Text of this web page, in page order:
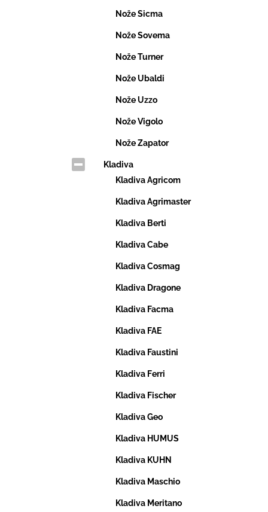
Nože Sicma
Nože Sovema
Nože Turner
Nože Ubaldi
Nože Uzzo
Nože Vigolo
Nože Zapator
Kladiva
Kladiva Agricom
Kladiva Agrimaster
Kladiva Berti
Kladiva Cabe
Kladiva Cosmag
Kladiva Dragone
Kladiva Facma
Kladiva FAE
Kladiva Faustini
Kladiva Ferri
Kladiva Fischer
Kladiva Geo
Kladiva HUMUS
Kladiva KUHN
Kladiva Maschio
Kladiva Meritano